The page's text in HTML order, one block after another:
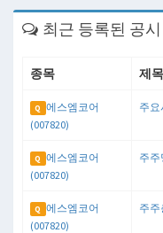
최근 등록된 공시
종목 제목
Q
에스엠코어
(007820)
주
Q
에스엠코어
(007820)
주
Q
에스엠코어
(007820)
주